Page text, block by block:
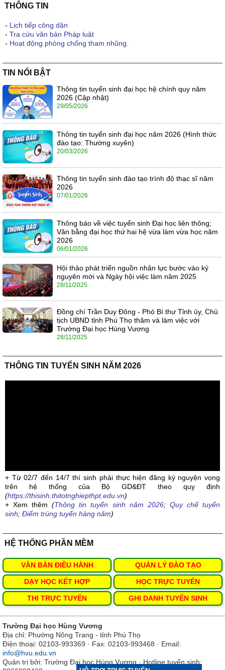
THÔNG TIN
- Lịch tiếp công dân
- Tra cứu văn bản Pháp luật
- Hoạt động phòng chống tham nhũng.
TIN NỔI BẬT
Thông tin tuyển sinh đại học hệ chính quy năm
2026 (Cập nhật)
29/05/2026
Thông tin tuyển sinh đại học năm 2026 (Hình thức
đào tạo: Thường xuyên)
20/03/2026
Thông tin tuyển sinh đào tạo trình độ thạc sĩ năm
2026
07/01/2026
Thông báo về việc tuyển sinh Đại học liên thông;
Văn bằng đại học thứ hai hệ vừa làm vừa học năm
2026
06/01/2026
Hội thảo phát triển nguồn nhân lực bước vào kỷ
nguyên mới và Ngày hội việc làm năm 2025
28/11/2025
Đồng chí Trần Duy Đông - Phó Bí thư Tỉnh ủy, Chủ
tịch UBND tỉnh Phú Thọ thăm và làm việc với
Trường Đại học Hùng Vương
28/11/2025
THÔNG TIN TUYỂN SINH NĂM 2026
+ Từ 02/7 đến 14/7 thí sinh phải thực hiện đăng ký nguyện vọng
trên hệ thống của Bộ GD&ĐT theo quy định
(https://thisinh.thitotnghiepthpt.edu.vn)
+ Xem thêm(Thông tin tuyển sinh năm 2026; Quy chế tuyển
sinh; Điểm trúng tuyển hàng năm)
HỆ THỐNG PHẦN MỀM
VĂN BẢN ĐIỀU HÀNH QUẢN LÝ ĐÀO TẠO
DẠY HỌC KẾT HỢP HỌC TRỰC TUYẾN
THI TRỰC TUYẾN GHI DANH TUYỂN SINH
Trường Đại học Hùng Vương
Địa chỉ: Phường Nông Trang - tỉnh Phú Thọ
Điện thoại: 02103-993369 · Fax: 02103-993468 · Email:
info@hvu.edu.vn
Quản trị bởi: Trường Đại học Hùng Vương · Hotline tuyển sinh: